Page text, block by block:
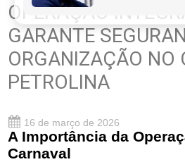
OPERAÇÃO
GARANTE
ORGANIZAÇÃO NO
PETROLINA
16 de março de 2026
A Importância da
Carnaval